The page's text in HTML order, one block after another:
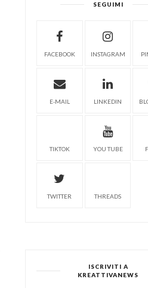
SEGUIMI
FACEBOOK INSTAGRAM
E-MAIL LINKEDIN
TIKTOK YOU TUBE
TWITTER THREADS
ISCRIVITI A
KREATTIVANEWS